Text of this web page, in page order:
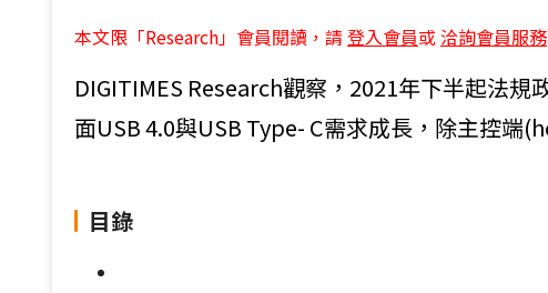
本文限「Research」會員閱讀，請 登入會員或 洽詢會員服務
DIGITIMES Research觀察，2021年下半起法
面USB 4.0與USB Type- C需求成長，除主控端
目錄